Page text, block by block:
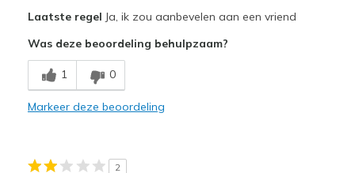
Breathe Well
Comfortable
Laatste regel Ja, ik zou aanbevelen aan een vriend
Was deze beoordeling behulpzaam?
1 0
Markeer deze beoordeling
2